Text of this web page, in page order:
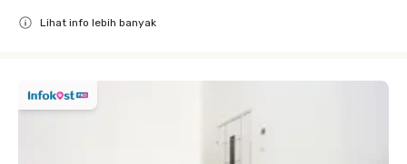
Lihat info lebih banyak